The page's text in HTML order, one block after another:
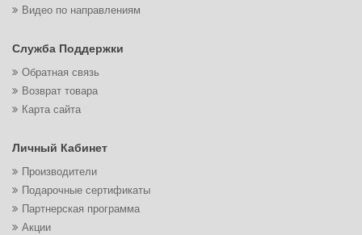
Видео по направлениям
Служба Поддержки
Обратная связь
Возврат товара
Карта сайта
Личный Кабинет
Производители
Подарочные сертификаты
Партнерская программа
Акции